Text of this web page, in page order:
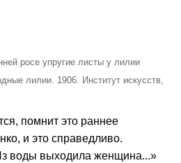
росе упругие листы у лилии
лилии. 1906. Институт искусств,
помнит это раннее
и это справедливо.
воды выходила женщина...»